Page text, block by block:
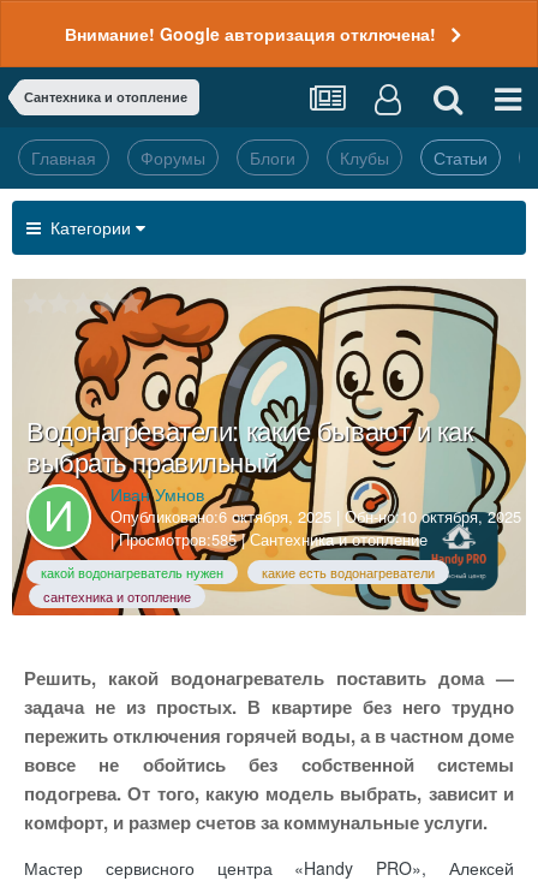
Внимание! Google авторизация отключена!
Сантехника и отопление
Главная Форумы Блоги Клубы Статьи
Категории
Водонагреватели: какие бывают и как
выбрать правильный
Иван Умнов
Опубликовано:6 октября, 2025 | Обн-но:10 октября, 2025
| Просмотров:585 |Сантехника и отопление
какой водонагреватель нужен
какие есть водонагреватели
сантехника и отопление
Решить, какой водонагреватель поставить дома —
задача не из простых. В квартире без него трудно
пережить отключения горячей воды, а в частном доме
вовсе не обойтись без собственной системы
подогрева. От того, какую модель выбрать, зависит и
комфорт, и размер счетов за коммунальные услуги.
Мастер сервисного центра «Handy PRO», Алексей